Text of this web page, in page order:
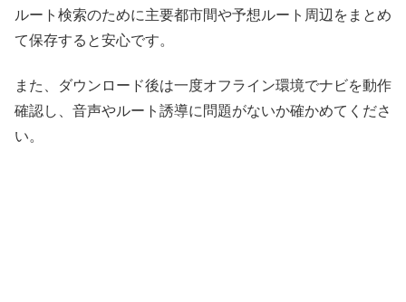
ルート検索のために主要都市間や予想ルート周辺をまとめ
て保存すると安心です。
また、ダウンロード後は一度オフライン環境でナビを動作
確認し、音声やルート誘導に問題がないか確かめてくださ
い。